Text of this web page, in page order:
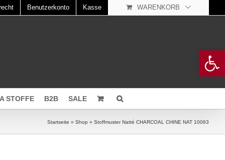
Benutzerkonto Kasse WARENKORB
STOFFE B2B SALE
Startseite » Shop » Stoffmuster Natté CHARCOAL CHINE NAT 10063